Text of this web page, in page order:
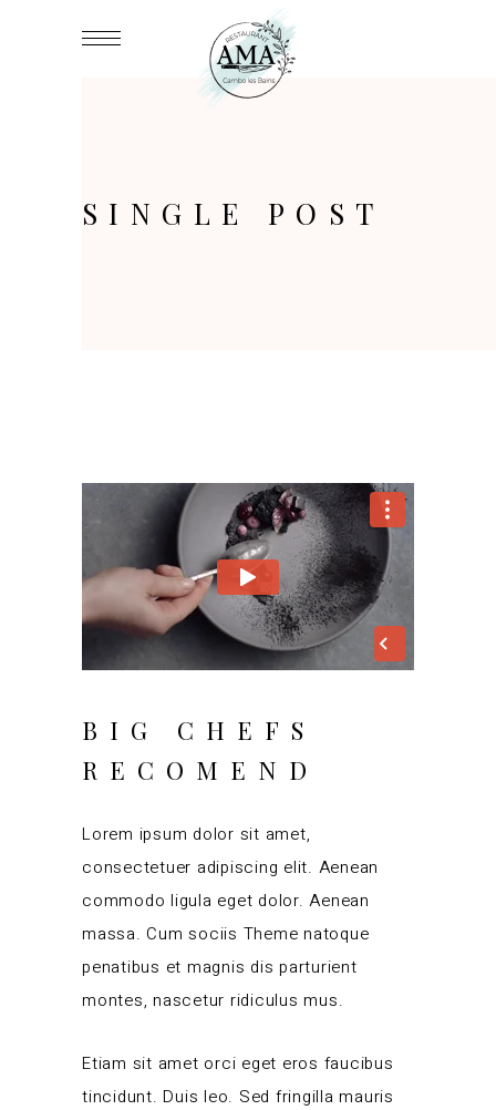
SINGLE POST
BIG CHEFS
RECOMEND
Lorem ipsum dolor sit amet,
consectetuer adipiscing elit. Aenean
commodo ligula eget dolor. Aenean
massa. Cum sociis Theme natoque
penatibus et magnis dis parturient
montes, nascetur ridiculus mus.
Etiam sit amet orci eget eros faucibus
tincidunt. Duis leo. Sed fringilla mauris